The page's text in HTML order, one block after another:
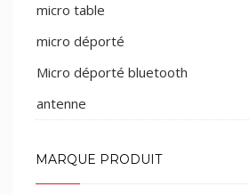
micro table
micro déporté
Micro déporté bluetooth
antenne
MARQUE PRODUIT